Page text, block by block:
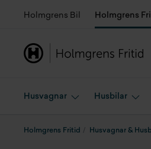
Holmgrens Bil Holmgrens
Husvagnar Husbilar
Holmgrens Fritid Husvagnar &